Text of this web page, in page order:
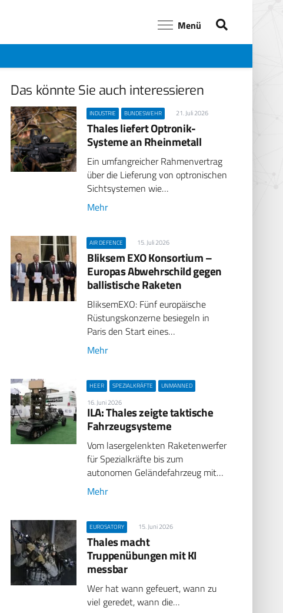
Menü
Das könnte Sie auch interessieren
INDUSTRIE BUNDESWEHR 21. Juli 2026
Thales liefert Optronik-
Systeme an Rheinmetall
Ein umfangreicher Rahmenvertrag
über die Lieferung von optronischen
Sichtsystemen wie…
Mehr
AIR DEFENCE 15. Juli 2026
Bliksem EXO Konsortium –
Europas Abwehrschild gegen
ballistische Raketen
BliksemEXO: Fünf europäische
Rüstungskonzerne besiegeln in
Paris den Start eines…
Mehr
HEER SPEZIALKRÄFTE UNMANNED
16. Juni 2026
ILA: Thales zeigte taktische
Fahrzeugsysteme
Vom lasergelenkten Raketenwerfer
für Spezialkräfte bis zum
autonomen Geländefahrzeug mit…
Mehr
EUROSATORY 15. Juni 2026
Thales macht
Truppenübungen mit KI
messbar
Wer hat wann gefeuert, wann zu
viel geredet, wann die…